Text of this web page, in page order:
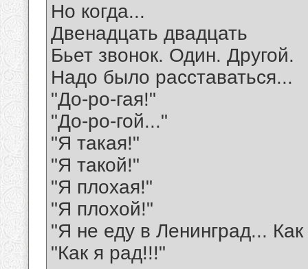
Но когда...
Двенадцать двадцать
Бьет звонок. Один. Другой.
Надо было расставаться...
"До-ро-гая!"
"До-ро-гой..."
"Я такая!"
"Я такой!"
"Я плохая!"
"Я плохой!"
"Я не еду в Ленинград...
"Как я рад!!!"